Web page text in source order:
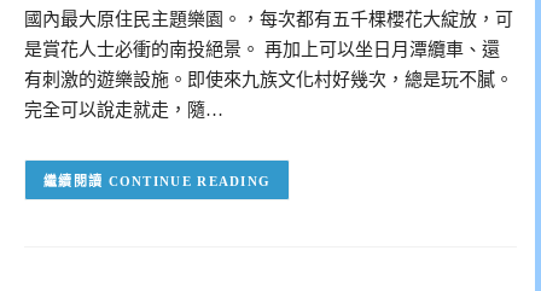
國內最大原住民主題樂園。，每次都有五千棵櫻花大綻放，可
是賞花人士必衝的南投絕景。 再加上可以坐日月潭纜車、還
有刺激的遊樂設施。即使來九族文化村好幾次，總是玩不膩。
完全可以說走就走，隨…
CONTINUE READING